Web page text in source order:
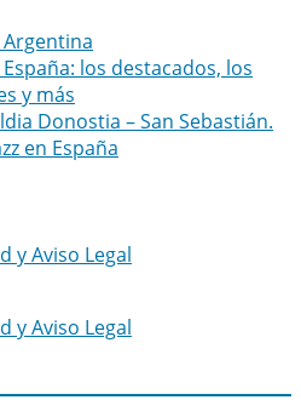
Argentina
España: los destacados, los
y más
Donostia – San Sebastián.
en España
y Aviso Legal
y Aviso Legal